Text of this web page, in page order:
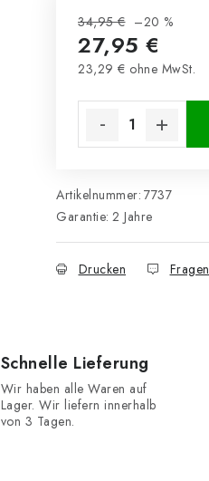
34,95 € –20 %
27,95 €
23,29 € ohne MwSt.
Artikelnummer: 7737
Garantie: 2 Jahre
Drucken Fragen
Schnelle Lieferung
Wir haben alle Waren auf
Lager. Wir liefern innerhalb
von 3 Tagen.